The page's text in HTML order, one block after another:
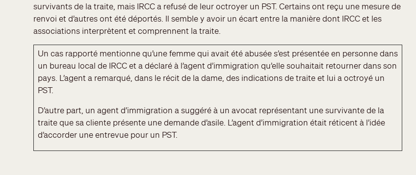
survivants de la traite, mais IRCC a refusé de leur octroyer un PST. Certains ont reçu une mesure de
renvoi et d’autres ont été déportés. Il semble y avoir un écart entre la manière dont IRCC et les
associations interprètent et comprennent la traite.
Un cas rapporté mentionne qu’une femme qui avait été abusée s’est présentée en personne dans
un bureau local de IRCC et a déclaré à l’agent d’immigration qu’elle souhaitait retourner dans son
pays. L’agent a remarqué, dans le récit de la dame, des indications de traite et lui a octroyé un
PST.
D’autre part, un agent d’immigration a suggéré à un avocat représentant une survivante de la
traite que sa cliente présente une demande d’asile. L’agent d’immigration était réticent à l’idée
d’accorder une entrevue pour un PST.